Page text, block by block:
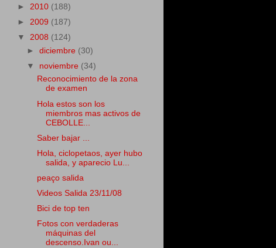
► 2010 (188)
► 2009 (187)
▼ 2008 (124)
►diciembre (30)
▼ noviembre (34)
Reconocimiento de la zona
de examen
Hola estos son los
miembros mas activos de
CEBOLLE...
Saber bajar ...
Hola, ciclopetaos, ayer hubo
salida, y aparecio Lu...
peaço salida
Videos Salida 23/11/08
Bici de top ten
Fotos con verdaderas
máquinas del
descenso.Ivan ou...